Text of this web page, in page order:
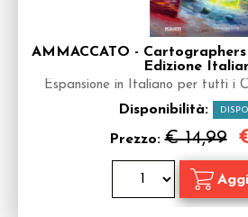
AMMACCATO -
Edizione
Espansione in Italiano per tutti i
Disponibilità:
Prezzo:€ 14,99